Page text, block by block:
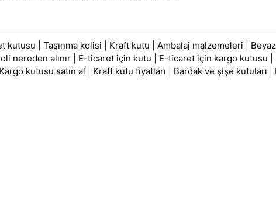
kutusu Taşınma kolisi Kraft kutu Ambalaj malzemeleri
nereden alınır| E-ticaret için kutu E-ticaret için kargo kutusu
Kargo kutusu satın al Kraft kutu fiyatları Bardak ve şişe kutuları